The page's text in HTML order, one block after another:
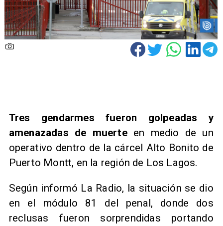
Tres gendarmes fueron golpeadas y
amenazadas de muerteen medio de un
operativo dentro de la cárcel Alto Bonito de
Puerto Montt, en la región de Los Lagos.
Según informó La Radio, la situación se dio
en el módulo 81 del penal, donde dos
reclusas fueron sorprendidas portando